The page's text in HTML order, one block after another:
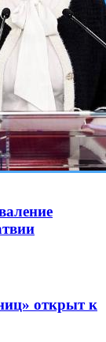
открыт к